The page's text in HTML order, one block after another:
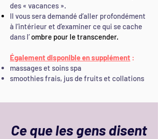
des « vacances ».
Il vous sera demandé d’aller profondément
à l’intérieur et d’examiner ce qui se cache
dans l’ombre pour le transcender.
Également disponible en supplément :
massages et soins spa
smoothies frais, jus de fruits et collations
Ce que les gens disent